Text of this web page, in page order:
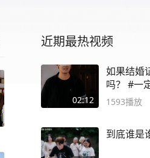
近期最热视频
02:12
如果结婚
吗？ #一
转
1593播放
到底谁是